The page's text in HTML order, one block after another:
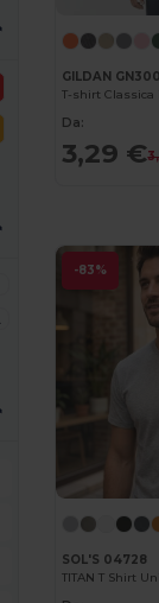
GILDAN
T-shirt Classica
Da:
3,29 €
-83%
SOL'S 04728
TITAN T Shirt